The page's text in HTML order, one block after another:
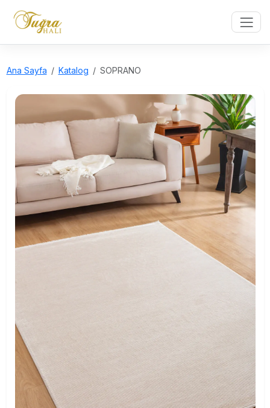
Ana Sayfa Katalog SOPRANO